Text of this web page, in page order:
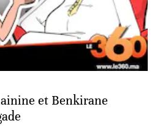
et Benkirane